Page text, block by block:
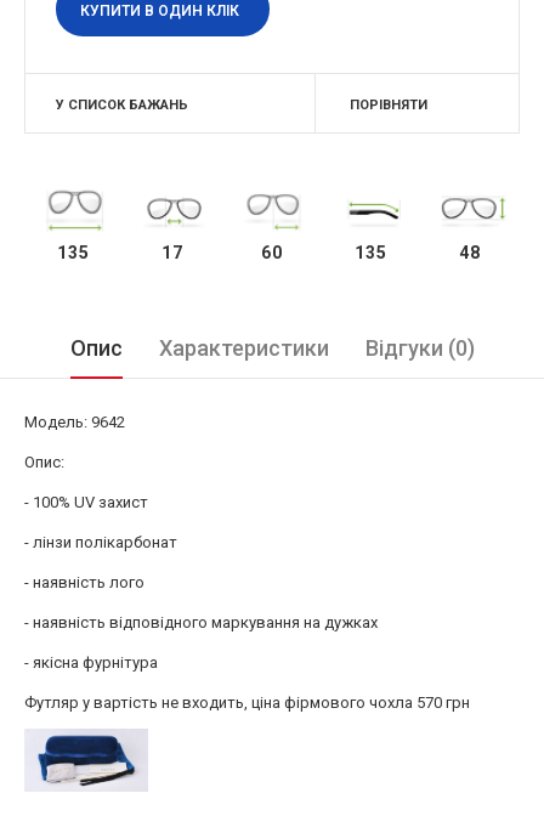
КУПИТИ В ОДИН КЛІК
У СПИСОК БАЖАНЬ ПОРІВНЯТИ
135 17 60 135 48
Опис Характеристики Відгуки (0)
Модель: 9642
Опис:
- 100% UV захист
- лінзи полікарбонат
- наявність лого
- наявність відповідного маркування на дужках
- якісна фурнітура
Футляр у вартість не входить, ціна фірмового чохла 570 грн